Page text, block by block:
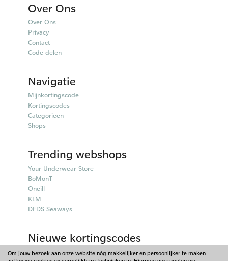
Over Ons
Over Ons
Privacy
Contact
Code delen
Navigatie
Mijnkortingscode
Kortingscodes
Categorieën
Shops
Trending webshops
Your Underwear Store
BoMonT
Oneill
KLM
DFDS Seaways
Nieuwe kortingscodes
50plusmobiel kortingscodes
Om jouw bezoek aan onze website nóg makkelijker en persoonlijker te maken